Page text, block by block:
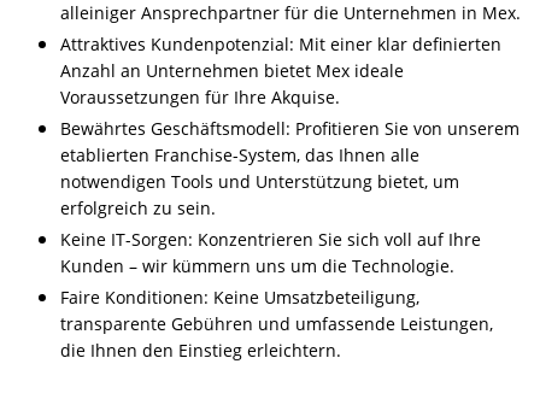
alleiniger Ansprechpartner für die Unternehmen in Mex.
Attraktives Kundenpotenzial: Mit einer klar definierten
Anzahl an Unternehmen bietet Mex ideale
Voraussetzungen für Ihre Akquise.
Bewährtes Geschäftsmodell: Profitieren Sie von unserem
etablierten Franchise-System, das Ihnen alle
notwendigen Tools und Unterstützung bietet, um
erfolgreich zu sein.
Keine IT-Sorgen: Konzentrieren Sie sich voll auf Ihre
Kunden – wir kümmern uns um die Technologie.
Faire Konditionen: Keine Umsatzbeteiligung,
transparente Gebühren und umfassende Leistungen,
die Ihnen den Einstieg erleichtern.